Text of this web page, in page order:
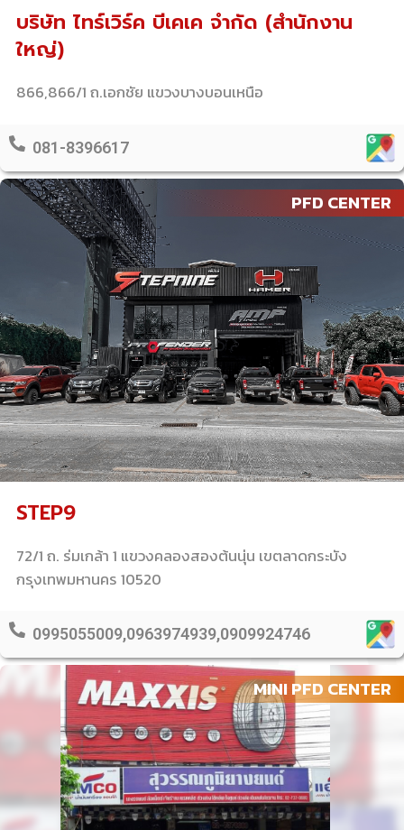
บริษัท ไทร์เวิร์ค บีเคเค จำกัด (สำนักงาน
ใหญ่)
866,866/1 ถ.เอกชัย แขวงบางบอนเหนือ
081-8396617
PFD CENTER
STEP9
72/1 ถ. ร่มเกล้า 1 แขวงคลองสองต้นนุ่น เขตลาดกระบัง
กรุงเทพมหานคร 10520
0995055009,0963974939,0909924746
MINI PFD CENTER